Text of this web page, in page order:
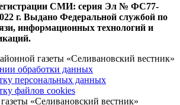
СМИ: серия Эл № ФС77-
г. Выдано Федеральной службой по
информационных технологий и
газеты «Селивановский вестник»
обработки данных
персональных данных
файлов cookies
«Селивановский вестник»